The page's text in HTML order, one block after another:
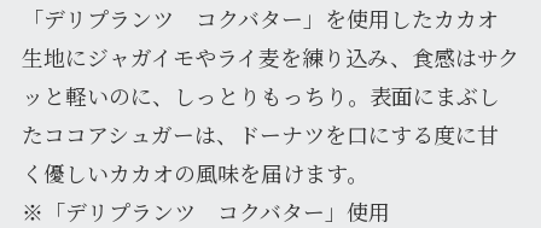
「デリプランツ コクバター」を使用したカカオ
生地にジャガイモやライ麦を練り込み、食感はサク
ッと軽いのに、しっとりもっちり。表面にまぶし
たココアシュガーは、ドーナツを口にする度に甘
く優しいカカオの風味を届けます。
※「デリプランツ コクバター」使用